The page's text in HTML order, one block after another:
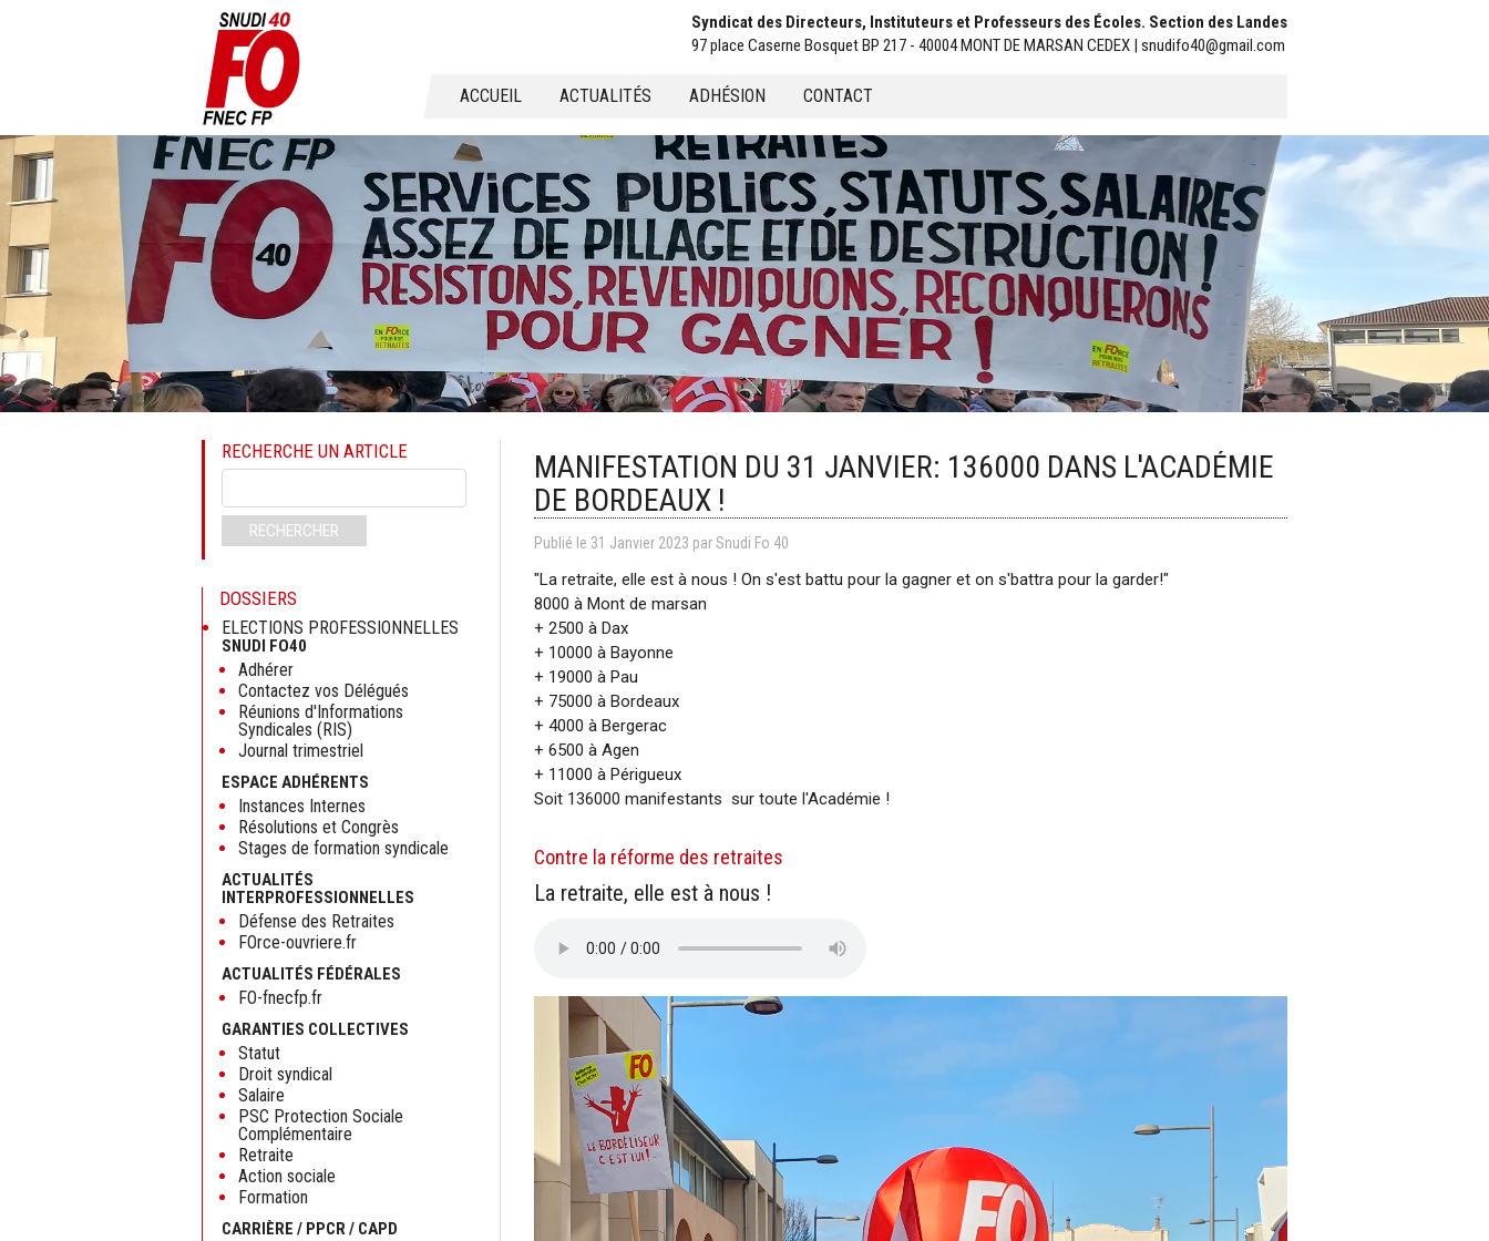
Syndicat des Directeurs, Instituteurs et Professeurs des Écoles. Section des Landes
97 place Caserne Bosquet BP 217 - 40004 MONT DE MARSAN CEDEX | snudifo40@gmail.com
Aller
contenu
ACCUEIL ACTUALITÉS ADHÉSION CONTACT
MANIFESTATION DU 31 JANVIER: 136000 DANS L'ACADÉMIE
DE BORDEAUX !
Publié le 31 Janvier 2023 par Snudi Fo 40
"La retraite, elle est à nous ! On s'est battu pour la gagner et on s'battra pour la garder!"
8000 à Mont de marsan
+ 2500 à Dax
+ 10000 à Bayonne
+ 19000 à Pau
+ 75000 à Bordeaux
+ 4000 à Bergerac
+ 6500 à Agen
+ 11000 à Périgueux
Soit 136000 manifestants sur toute l'Académie !
Contre la réforme des retraites
La retraite, elle est à nous !
RECHERCHE UN ARTICLE
clés
RECHERCHER
DOSSIERS
ELECTIONS PROFESSIONNELLES
SNUDI FO40
Adhérer
Contactez vos Délégués
Réunions d'Informations
Syndicales (RIS)
Journal trimestriel
ESPACE ADHÉRENTS
Instances Internes
Résolutions et Congrès
Stages de formation syndicale
ACTUALITÉS
INTERPROFESSIONNELLES
Défense des Retraites
FOrce-ouvriere.fr
ACTUALITÉS FÉDÉRALES
FO-fnecfp.fr
GARANTIES COLLECTIVES
Statut
Droit syndical
Salaire
PSC Protection Sociale
Complémentaire
Retraite
Action sociale
Formation
CARRIÈRE / PPCR / CAPD